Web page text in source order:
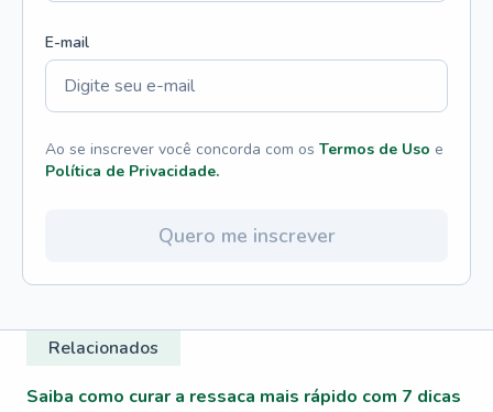
E-mail
Ao se inscrever você concorda com os Termos de Uso e
Política de Privacidade.
Quero me inscrever
Relacionados
Saiba como curar a ressaca mais rápido com 7 dicas